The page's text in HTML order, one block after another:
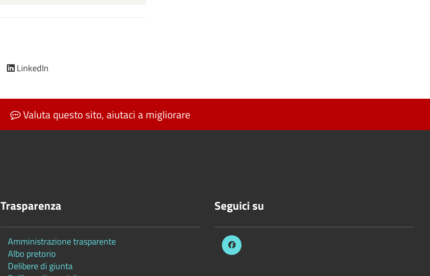
LinkedIn
Valuta questo sito, aiutaci a migliorare
Trasparenza
Amministrazione trasparente
Albo pretorio
Delibere di giunta
Seguici su